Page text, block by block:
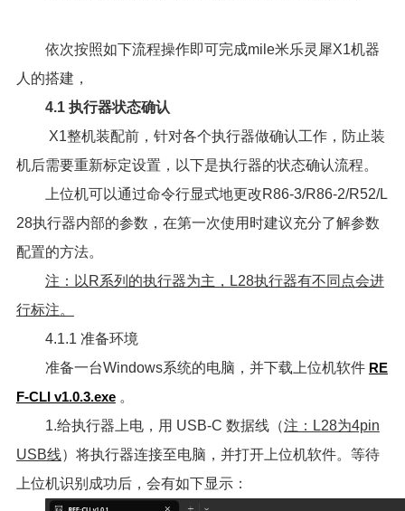
依次按照如下流程操作即可完成mile米乐灵犀X1机器
人的搭建，
4.1 执行器状态确认
X1整机装配前，针对各个执行器做确认工作，防止装
机后需要重新标定设置，以下是执行器的状态确认流程。
上位机可以通过命令行显式地更改R86-3/R86-2/R52/L
28执行器内部的参数，在第一次使用时建议充分了解参数
配置的方法。
注：以R系列的执行器为主，L28执行器有不同点会进
行标注。
4.1.1 准备环境
准备一台Windows系统的电脑，并下载上位机软件 RE
F-CLI v1.0.3.exe。
1.给执行器上电，用 USB-C 数据线（注：L28为4pin
USB线）将执行器连接至电脑，并打开上位机软件。等待
上位机识别成功后，会有如下显示：